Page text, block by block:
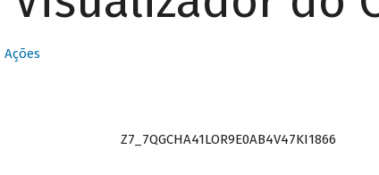
Ações
Z7_7QGCHA41LOR9E0AB4V47KI1866